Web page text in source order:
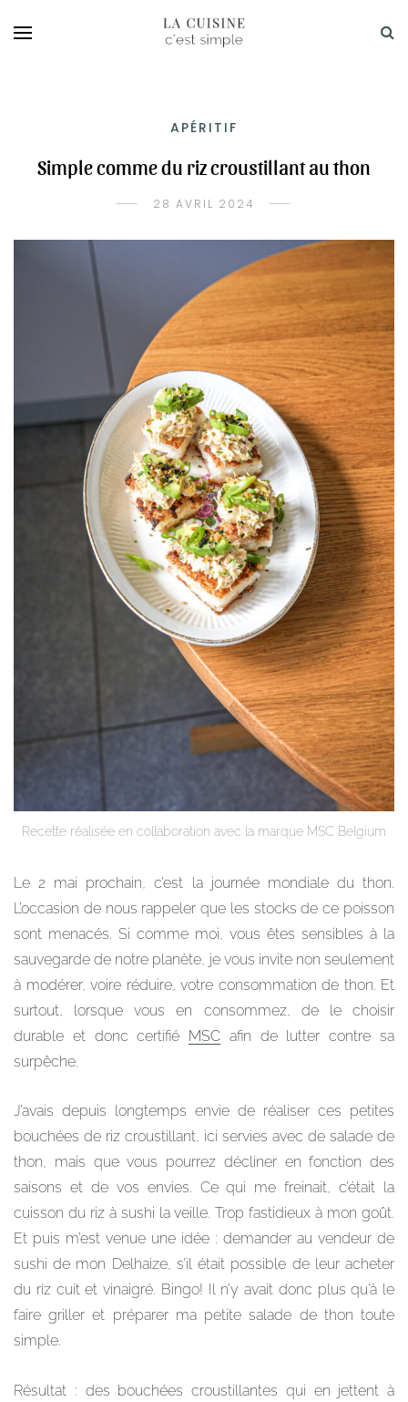
APÉRITIF
Simple comme du riz croustillant au thon
28 AVRIL 2024
Recette réalisée en collaboration avec la marque MSC Belgium
Le 2 mai prochain, c’est la journée mondiale du thon.
L’occasion de nous rappeler que les stocks de ce poisson
sont menacés. Si comme moi, vous êtes sensibles à la
sauvegarde de notre planète, je vous invite non seulement
à modérer, voire réduire, votre consommation de thon. Et
surtout, lorsque vous en consommez, de le choisir
durable et donc certifié MSC afin de lutter contre sa
surpêche.
J’avais depuis longtemps envie de réaliser ces petites
bouchées de riz croustillant, ici servies avec de salade de
thon, mais que vous pourrez décliner en fonction des
saisons et de vos envies. Ce qui me freinait, c’était la
cuisson du riz à sushi la veille. Trop fastidieux à mon goût.
Et puis m’est venue une idée : demander au vendeur de
sushi de mon Delhaize, s’il était possible de leur acheter
du riz cuit et vinaigré. Bingo! Il n’y avait donc plus qu’à le
faire griller et préparer ma petite salade de thon toute
simple.
Résultat : des bouchées croustillantes qui en jettent à